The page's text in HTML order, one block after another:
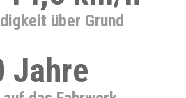
über Grund
Jahre